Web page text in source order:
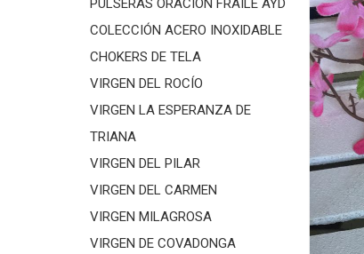
PULSERAS ORACIÓN FRAILE AYD
COLECCIÓN ACERO INOXIDABLE
CHOKERS DE TELA
VIRGEN DEL ROCÍO
VIRGEN LA ESPERANZA DE
TRIANA
VIRGEN DEL PILAR
VIRGEN DEL CARMEN
VIRGEN MILAGROSA
VIRGEN DE COVADONGA